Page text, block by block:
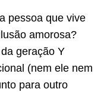
pessoa que vive
amorosa?
geração Y
(nem ele nem
para outro